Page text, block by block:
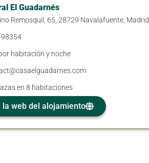
El Guadarnés
Remosquil, 65, 28729 Navalafuente, Madrid
habitación y noche
en 8 habitaciones
la web del alojamiento